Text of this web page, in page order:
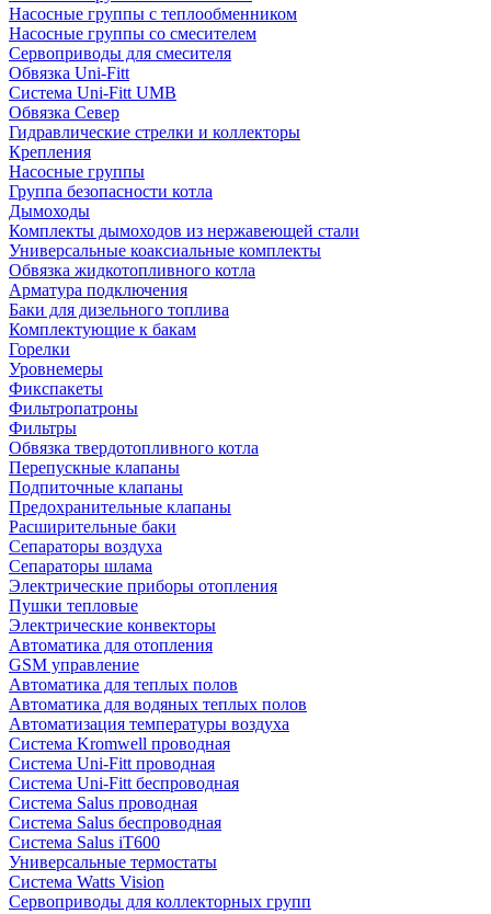
Насосные группы с теплообменником
Насосные группы со смесителем
Сервоприводы для смесителя
Обвязка Uni-Fitt
Система Uni-Fitt UMB
Обвязка Север
Гидравлические стрелки и коллекторы
Крепления
Насосные группы
Группа безопасности котла
Дымоходы
Комплекты дымоходов из нержавеющей стали
Универсальные коаксиальные комплекты
Обвязка жидкотопливного котла
Арматура подключения
Баки для дизельного топлива
Комплектующие к бакам
Горелки
Уровнемеры
Фикспакеты
Фильтропатроны
Фильтры
Обвязка твердотопливного котла
Перепускные клапаны
Подпиточные клапаны
Предохранительные клапаны
Расширительные баки
Сепараторы воздуха
Сепараторы шлама
Электрические приборы отопления
Пушки тепловые
Электрические конвекторы
Автоматика для отопления
GSM управление
Автоматика для теплых полов
Автоматика для водяных теплых полов
Автоматизация температуры воздуха
Система Kromwell проводная
Система Uni-Fitt проводная
Система Uni-Fitt беспроводная
Система Salus проводная
Система Salus беспроводная
Система Salus iT600
Универсальные термостаты
Система Watts Vision
Сервоприводы для коллекторных групп